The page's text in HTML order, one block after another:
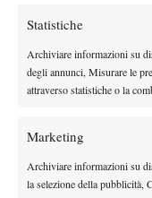
Statistiche
Archiviare informazioni su
degli annunci, Misurare le
attraverso statistiche o la
Marketing
Archiviare informazioni su
la selezione della pubblicità,
vincitore del derby
Decisamente più
gli acuti del
fluida risalita in
con la vittoria in
fatto suo il 16esimo
TENNISTA ITF